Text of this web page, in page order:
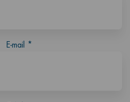
E-mail *